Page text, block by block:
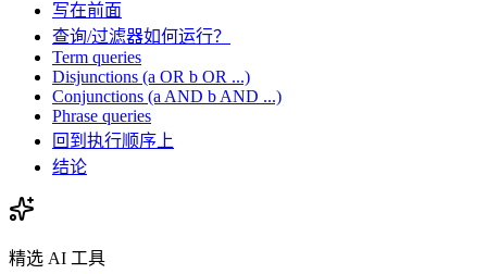
写在前面
查询/过滤器如何运行？
Term queries
Disjunctions (a OR b OR ...)
Conjunctions (a AND b AND ...)
Phrase queries
回到执行顺序上
结论
精选 AI 工具